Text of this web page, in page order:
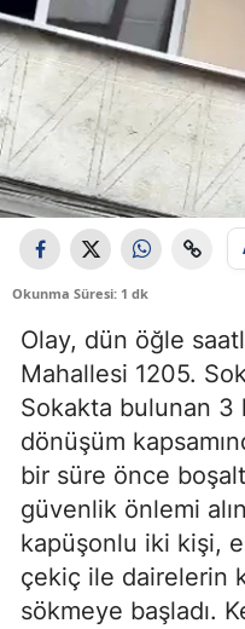
Okunma Süresi: 1 dk
Olay, dün öğle
Mahallesi 1205.
Sokakta bulunan 3
dönüşüm
bir süre önce
güvenlik önlemi
kapüşonlu iki kişi,
çekiç ile dairelerin
sökmeye başladı.